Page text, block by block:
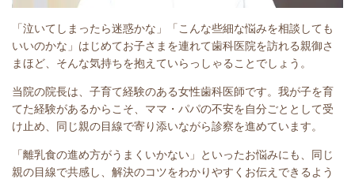
「泣いてしまったら迷惑かな」「こんな些細な悩みを相談しても
いいのかな」はじめてお子さまを連れて歯科医院を訪れる親御さ
まほど、そんな気持ちを抱えていらっしゃることでしょう。
当院の院長は、子育て経験のある女性歯科医師です。我が子を育
てた経験があるからこそ、ママ・パパの不安を自分ごととして受
け止め、同じ親の目線で寄り添いながら診察を進めています。
「離乳食の進め方がうまくいかない」といったお悩みにも、同じ
親の目線で共感し、解決のコツをわかりやすくお伝えできるよう